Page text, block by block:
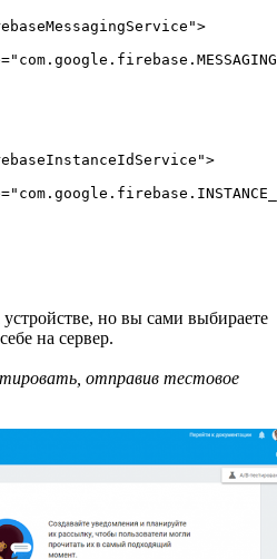
но вы сами выбираете
на сервер.
отправив тестовое